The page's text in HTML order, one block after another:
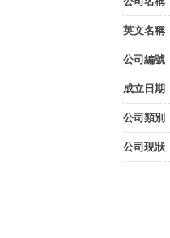
英文名稱
公司編號
成立日期
公司類別
公司現狀